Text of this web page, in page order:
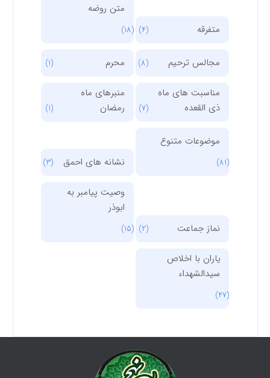
متفرقه
متن روضه
(18)
مجالس ترحیم محرم
مناسبت های ماه
ذی القعده
منبرهای ماه
رمضان
موضوعات متنوع
نشانه های احمق (3)
نماز جماعت
وصیت پیامبر به
ابوذر
(15)
یاران با اخلاص
سیدالشهداء